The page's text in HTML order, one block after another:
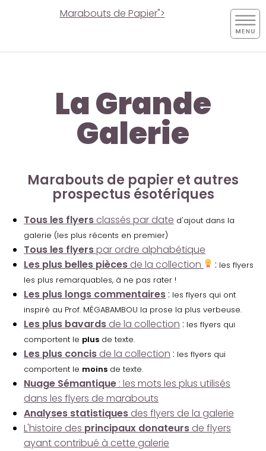
Marabouts de Papier">
La Grande
Galerie
Marabouts de papier et autres
prospectus ésotériques
Tous les flyers classés par date d'ajout dans la
galerie (les plus récents en premier)
Tous les flyerspar ordre alphabétique
Les plus belles pièces de la collection : les flyers
les plus remarquables, à ne pas rater !
Les plus longs commentaires : les flyers qui ont
inspiré au Prof. MÉGABAMBOU la prose la plus verbeuse.
Les plus bavards de la collection : les flyers qui
comportent le plus de texte.
Les plus concis de la collection : les flyers qui
comportent le moins de texte.
Nuage Sémantique : les mots les plus utilisés
dans les flyers de marabouts
Analyses statistiques des flyers de la galerie
L'histoire des principaux donateurs de flyers
ayant contribué à cette galerie